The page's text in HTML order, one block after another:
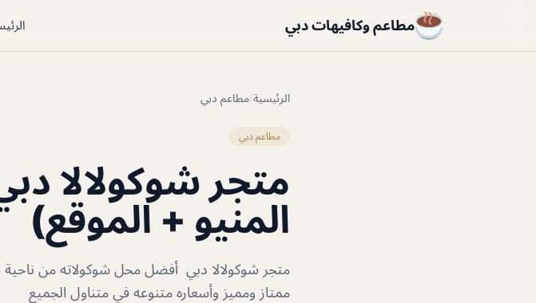
مطاعم وكافيهات دبي
الرئيسية/مطاعم دبي
مطاعم دبي
متجر شوكولالا
المنيو + الموقع)
متجر شوكولالا دبي أفضل محل شوكولاته من ناحية
ممتاز ومميز وأسعاره متنوعه في متناول الجميع